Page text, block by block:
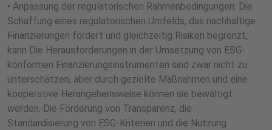
• Anpassung der regulatorischen Rahmenbedingungen: Die
Schaffung eines regulatorischen Umfelds, das nachhaltige
Finanzierungen fördert und gleichzeitig Risiken begrenzt,
kann Die Herausforderungen in der Umsetzung von ESG-
konformen Finanzierungsinstrumenten sind zwar nicht zu
unterschätzen, aber durch gezielte Maßnahmen und eine
kooperative Herangehensweise können sie bewältigt
werden. Die Förderung von Transparenz, die
Standardisierung von ESG-Kriterien und die Nutzung